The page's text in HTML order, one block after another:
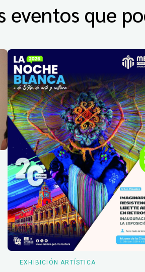
eventos que
EXHIBICIÓN ARTÍSTICA